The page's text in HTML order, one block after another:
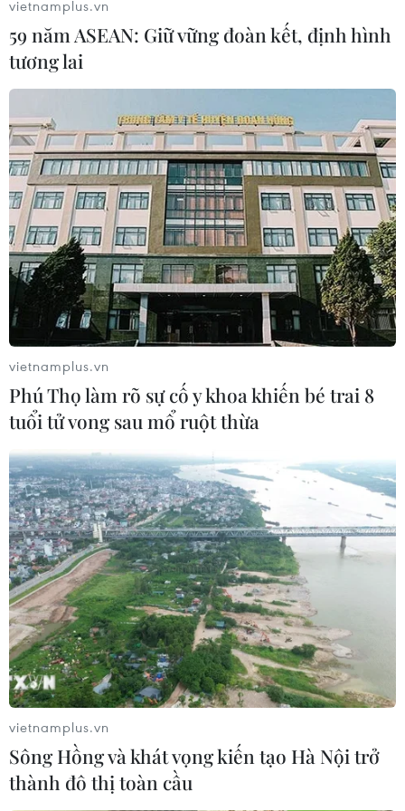
vietnamplus.vn
59 năm ASEAN: Giữ vững đoàn kết, định hình
tương lai
vietnamplus.vn
Phú Thọ làm rõ sự cố y khoa khiến bé trai 8
tuổi tử vong sau mổ ruột thừa
vietnamplus.vn
Sông Hồng và khát vọng kiến tạo Hà Nội trở
thành đô thị toàn cầu